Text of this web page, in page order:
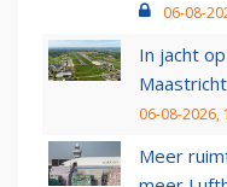
06-08-
In jacht
06-08-2026,
Meer